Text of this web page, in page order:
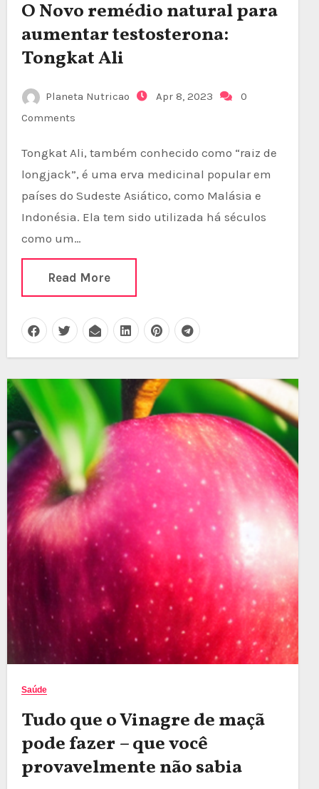
O Novo remédio natural para
aumentar testosterona:
Tongkat Ali
Planeta Nutricao Apr 8, 2023
0
Comments
Tongkat Ali, também conhecido como “raiz de
longjack”, é uma erva medicinal popular em
países do Sudeste Asiático, como Malásia e
Indonésia. Ela tem sido utilizada há séculos
como um…
Read More
Saúde
Tudo que o Vinagre de maçã
pode fazer – que você
provavelmente não sabia